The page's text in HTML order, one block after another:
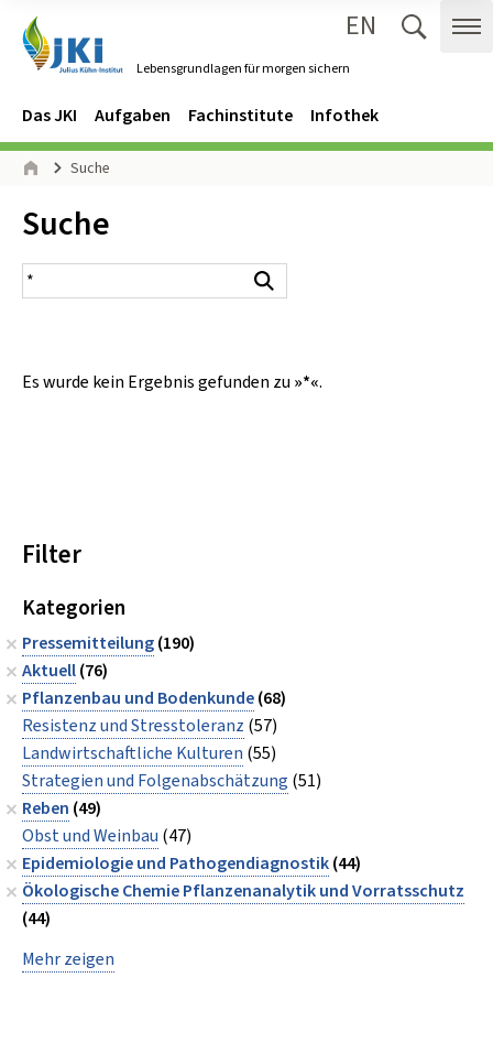
Lebensgrundlagen für morgen sichern
EN
Navigation
Hauptmenü
Das JKI Aufgaben Fachinstitute Infothek
Seitenpfad
Suche
Inhalt:
Suche
Suchergebnis
Es wurde kein Ergebnis gefunden zu »*«.
Filter
Kategorien
Pressemitteilung(190)
Aktuell(76)
Pflanzenbau und Bodenkunde(68)
Resistenz und Stresstoleranz (57)
Landwirtschaftliche Kulturen (55)
Strategien und Folgenabschätzung (51)
Reben (49)
Obst und Weinbau (47)
Epidemiologie und Pathogendiagnostik(44)
Ökologische Chemie Pflanzenanalytik und Vorratsschutz
(44)
Mehr zeigen